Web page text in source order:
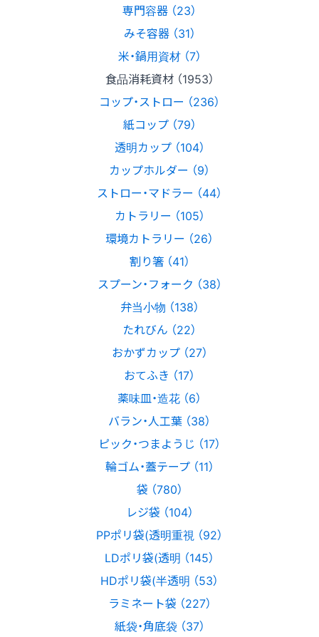
専門容器 （23）
みそ容器 （31）
米・鍋用資材 （7）
食品消耗資材 （1953）
コップ・ストロー （236）
紙コップ （79）
透明カップ （104）
カップホルダー （9）
ストロー・マドラー （44）
カトラリー （105）
環境カトラリー （26）
割り箸 （41）
スプーン・フォーク （38）
弁当小物 （138）
たれびん （22）
おかずカップ （27）
おてふき （17）
薬味皿・造花 （6）
バラン・人工葉 （38）
ピック・つまようじ （17）
輪ゴム・蓋テープ （11）
袋 （780）
レジ袋 （104）
PPポリ袋(透明重視 （92）
LDポリ袋(透明 （145）
HDポリ袋(半透明 （53）
ラミネート袋 （227）
紙袋・角底袋 （37）